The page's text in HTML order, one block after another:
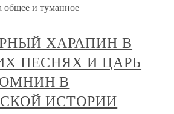
общее и туманное
ХАРАПИН В
ПЕСНЯХ И ЦАРЬ
В
ИСТОРИИ